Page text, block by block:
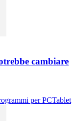
cambiare
per PCTablet